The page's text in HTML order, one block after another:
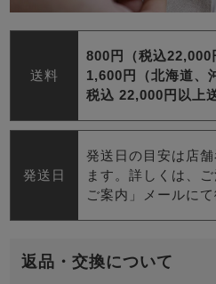
送料
800円（税込22,000
1,600円（北海道、
税込 22,000円以上
発送日
発送日の目安は店
ます。詳しくは、
ご案内」メールにて
返品・交換について